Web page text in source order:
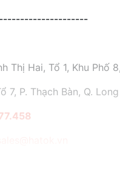
Hai, Tổ 1, Khu Phố
7, P. Thạch Bàn, Q.